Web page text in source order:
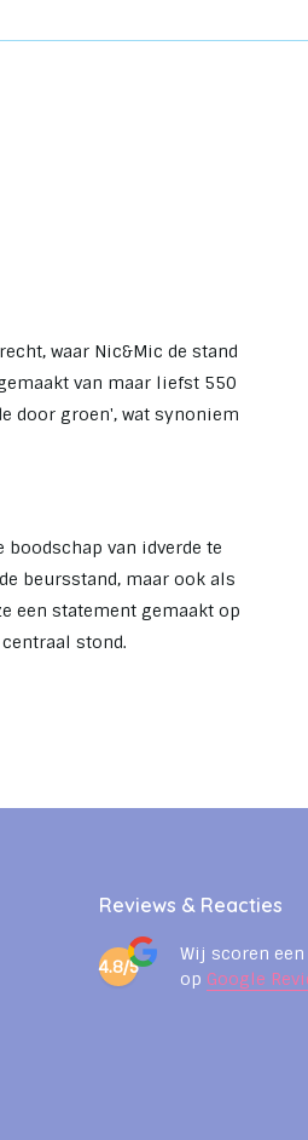
waar Nic&Mic de stand
van maar liefst 550
door groen', wat synoniem
van idverde te
beursstand, maar ook als
een statement gemaakt op
stond.
Reviews & Reacties
4.8/5
Wij scoren een
op Google